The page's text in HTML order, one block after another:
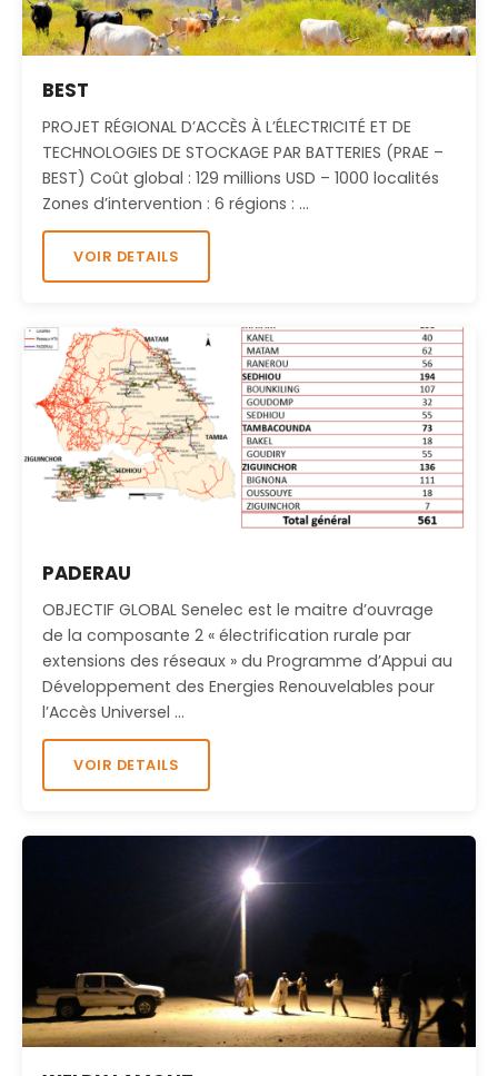
BEST
PROJET RÉGIONAL D’ACCÈS À L’ÉLECTRICITÉ ET DE
TECHNOLOGIES DE STOCKAGE PAR BATTERIES (PRAE –
BEST) Coût global : 129 millions USD – 1000 localités
Zones d’intervention : 6 régions : …
VOIR DETAILS
PADERAU
OBJECTIF GLOBAL Senelec est le maitre d’ouvrage
de la composante 2 « électrification rurale par
extensions des réseaux » du Programme d’Appui au
Développement des Energies Renouvelables pour
l’Accès Universel …
VOIR DETAILS